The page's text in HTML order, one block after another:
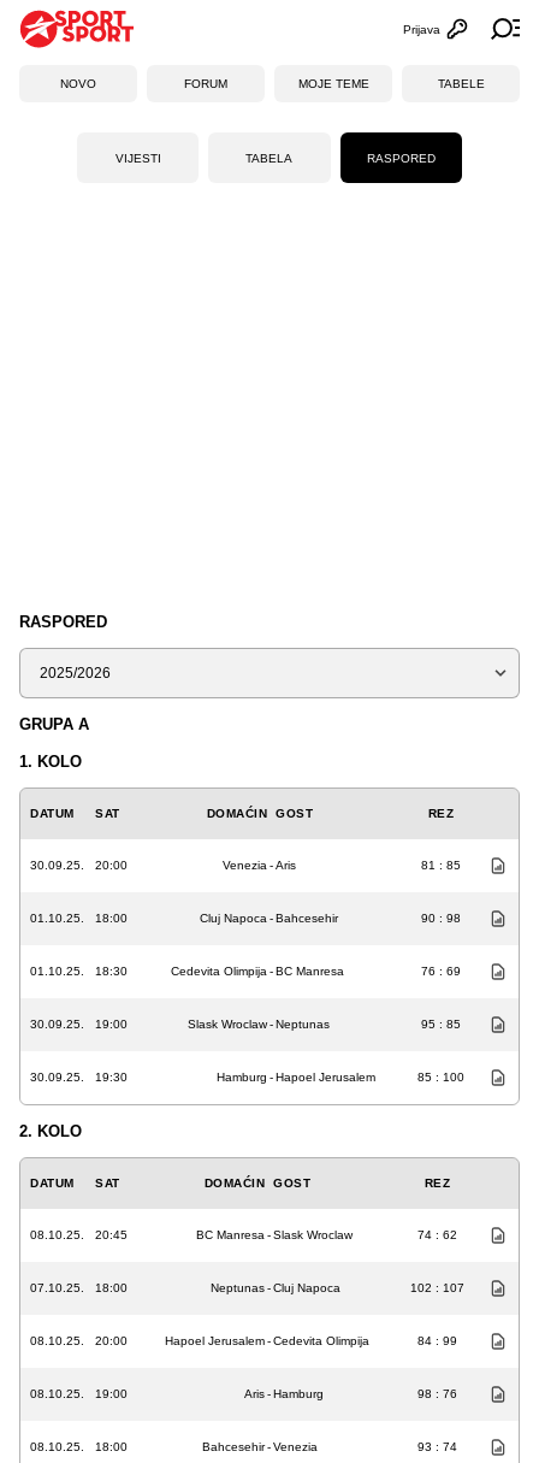
Otvori
Prijava
NOVO FORUM MOJE TEME TABELE
VIJESTI TABELA RASPORED
RASPORED
Sezona
GRUPA A
1. KOLO
DATUM SAT DOMAĆIN GOST REZ
30.09.25. 20:00 Venezia -Aris 81 : 85
01.10.25. 18:00 Cluj Napoca -Bahcesehir 90 : 98
01.10.25. 18:30 Cedevita Olimpija -BC Manresa 76 : 69
30.09.25. 19:00 Slask Wroclaw-Neptunas 95 : 85
30.09.25. 19:30 Hamburg -Hapoel Jerusalem 85 : 100
2. KOLO
DATUM SAT DOMAĆIN GOST REZ
08.10.25. 20:45 BC Manresa -Slask Wroclaw 74 : 62
07.10.25. 18:00 Neptunas-Cluj Napoca 102 : 107
08.10.25. 20:00 Hapoel Jerusalem-Cedevita Olimpija 84 : 99
08.10.25. 19:00 Aris-Hamburg 98 : 76
08.10.25. 18:00 Bahcesehir-Venezia 93 : 74